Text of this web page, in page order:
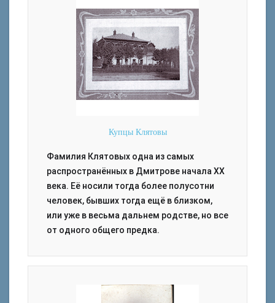
Купцы Клятовы
Фамилия Клятовых одна из самых
распространённых в Дмитрове начала ХХ
века. Её носили тогда более полусотни
человек, бывших тогда ещё в близком,
или уже в весьма дальнем родстве, но все
от одного общего предка.